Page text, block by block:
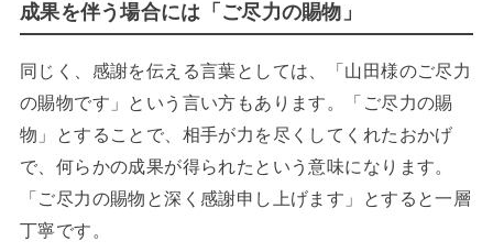
成果を伴う場合には「ご尽力の賜物」
同じく、感謝を伝える言葉としては、「山田様のご尽力
の賜物です」という言い方もあります。「ご尽力の賜
物」とすることで、相手が力を尽くしてくれたおかげ
で、何らかの成果が得られたという意味になります。
「ご尽力の賜物と深く感謝申し上げます」とすると一層
丁寧です。